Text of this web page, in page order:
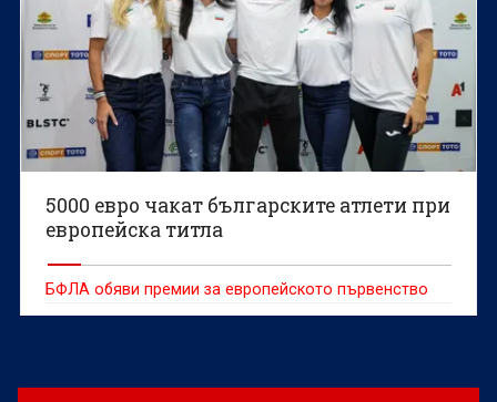
5000 евро чакат българските атлети при
европейска титла
БФЛА обяви премии за европейското първенство